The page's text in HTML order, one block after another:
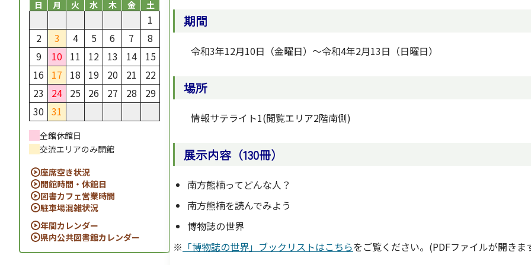
期間
令和3年12月10日（金曜日）～令和4年2月13日（日曜日）
場所
情報サテライト1(閲覧エリア2階南側)
展示内容（130冊）
南方熊楠ってどんな人？
南方熊楠を読んでみよう
博物誌の世界
※ 「博物誌の世界」ブックリストはこちらをご覧ください。(PDFファイルが開きま
日 月 火 水 木 金 土
1
2
3 4 5 6 7
8
9
10 11 12 13 14
15
16
17 18 19 20 21
22
23
24 25 26 27 28
29
30 31
全館休館日
交流エリアのみ開館
座席空き状況
開館時間・休館日
図書カフェ営業時間
駐車場混雑状況
年間カレンダー
県内公共図書館カレンダー